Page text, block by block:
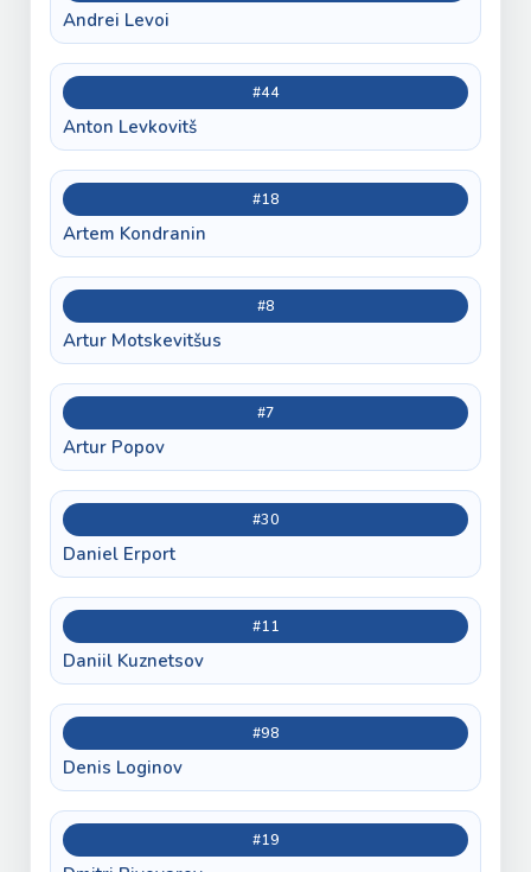
Andrei Levoi
#44
Anton Levkovitš
#18
Artem Kondranin
#8
Artur Motskevitšus
#7
Artur Popov
#30
Daniel Erport
#11
Daniil Kuznetsov
#98
Denis Loginov
#19